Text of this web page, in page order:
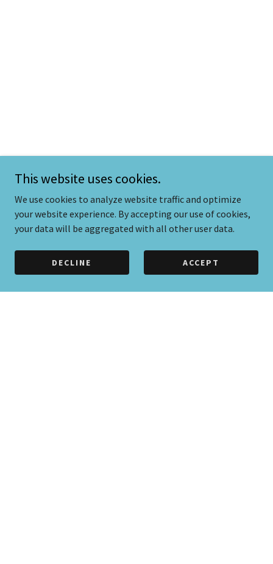
This website uses cookies.
We use cookies to analyze website traffic and optimize
your website experience. By accepting our use of cookies,
your data will be aggregated with all other user data.
DECLINE ACCEPT